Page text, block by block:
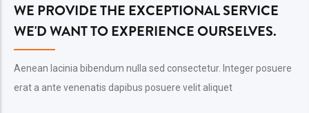
WE PROVIDE THE EXCEPTIONAL SERVICE
WE'D WANT TO EXPERIENCE OURSELVES.
Aenean lacinia bibendum nulla sed consectetur. Integer posuere
erat a ante venenatis dapibus posuere velit aliquet